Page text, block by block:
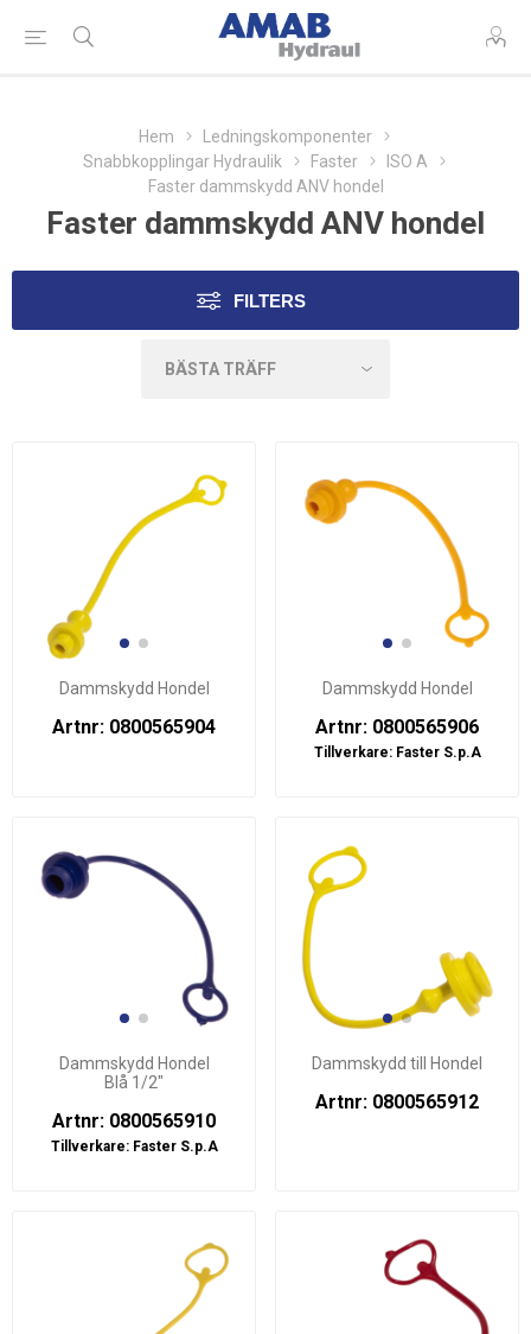
Hem
Ledningskomponenter
Snabbkopplingar Hydraulik
Faster
ISO A
Faster dammskydd ANV hondel
Faster dammskydd ANV hondel
FILTERS
Dammskydd Hondel
Artnr: 0800565904
Dammskydd Hondel
Artnr: 0800565906
Tillverkare: Faster S.p.A
Dammskydd Hondel
Blå 1/2"
Artnr: 0800565910
Tillverkare: Faster S.p.A
Dammskydd till Hondel
Artnr: 0800565912